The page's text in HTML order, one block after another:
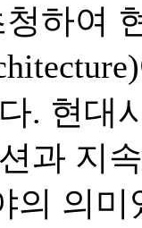
하여
. 현대
과 지
의 의